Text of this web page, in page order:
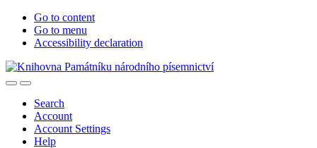
Go to content
Go to menu
Accessibility declaration
Search
Account
Account Settings
Help